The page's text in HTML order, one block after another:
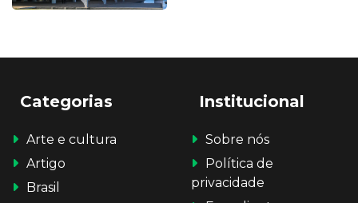
Categorias
Arte e cultura
Artigo
Brasil
Institucional
Sobre nós
Política de
privacidade